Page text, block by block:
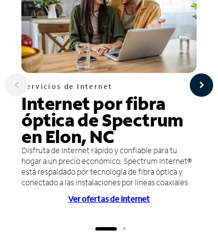
Servicios de Internet
Internet por fibra
óptica de Spectrum
en Elon, NC
Disfruta de Internet rápido y confiable para tu
hogar a un precio económico. Spectrum Internet®
está respaldado por tecnología de fibra óptica y
conectado a las instalaciones por líneas coaxiales.
Ver ofertas de Internet